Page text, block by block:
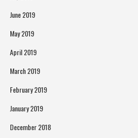
June 2019
May 2019
April 2019
March 2019
February 2019
January 2019
December 2018